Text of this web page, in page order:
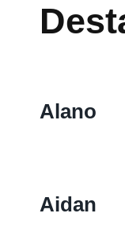
Alano
Aidan